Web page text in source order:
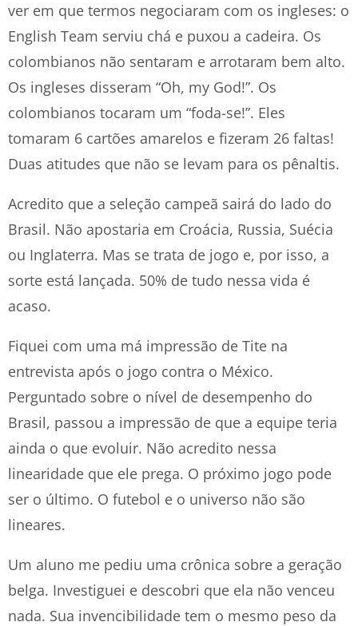
ver em que termos negociaram com os ingleses: o
English Team serviu chá e puxou a cadeira. Os
colombianos não sentaram e arrotaram bem alto.
Os ingleses disseram “Oh, my God!”. Os
colombianos tocaram um “foda-se!”. Eles
tomaram 6 cartões amarelos e fizeram 26 faltas!
Duas atitudes que não se levam para os pênaltis.
Acredito que a seleção campeã sairá do lado do
Brasil. Não apostaria em Croácia, Russia, Suécia
ou Inglaterra. Mas se trata de jogo e, por isso, a
sorte está lançada. 50% de tudo nessa vida é
acaso.
Fiquei com uma má impressão de Tite na
entrevista após o jogo contra o México.
Perguntado sobre o nível de desempenho do
Brasil, passou a impressão de que a equipe teria
ainda o que evoluir. Não acredito nessa
linearidade que ele prega. O próximo jogo pode
ser o último. O futebol e o universo não são
lineares.
Um aluno me pediu uma crônica sobre a geração
belga. Investiguei e descobri que ela não venceu
nada. Sua invencibilidade tem o mesmo peso da